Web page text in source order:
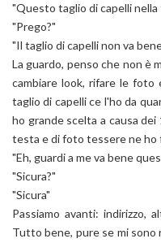
"Questo taglio di capelli
"Prego?"
"Il taglio di capelli non va
La guardo, penso che non è
cambiare look, rifare le
taglio di capelli ce l'ho da
ho grande scelta a causa
testa e di foto tessere ne ho
"Eh, guardi a me va bene
"Sicura?"
"Sicura"
Passiamo avanti: indirizzo,
Tutto bene, pure se mi